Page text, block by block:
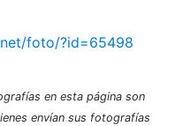
foto/?id=65498
en esta página son
envían sus fotografías